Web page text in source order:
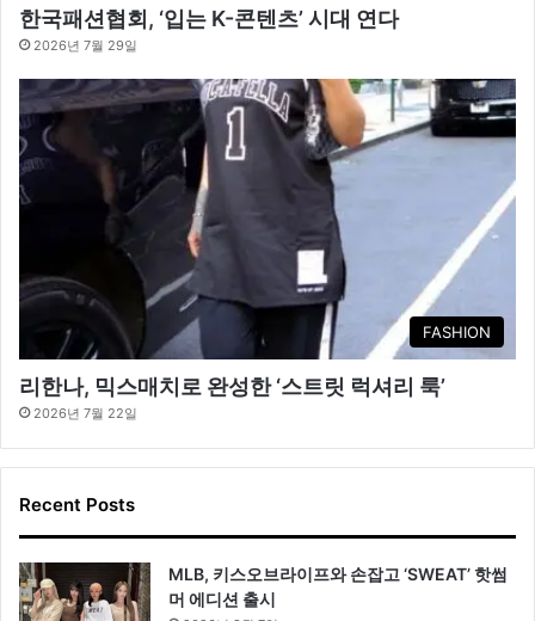
한국패션협회, ‘입는 K-콘텐츠’ 시대 연다
2026년 7월 29일
FASHION
리한나, 믹스매치로 완성한 ‘스트릿 럭셔리 룩’
2026년 7월 22일
Recent Posts
MLB, 키스오브라이프와 손잡고 ‘SWEAT’ 핫썸
머 에디션 출시